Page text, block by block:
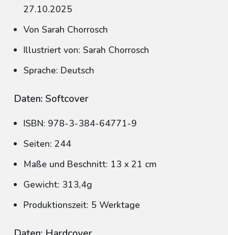
27.10.2025
Von Sarah Chorrosch
Illustriert von: Sarah Chorrosch
Sprache: Deutsch
Daten: Softcover
ISBN: 978-3-384-64771-9
Seiten: 244
Maße und Beschnitt: 13 x 21 cm
Gewicht: 313,4g
Produktionszeit: 5 Werktage